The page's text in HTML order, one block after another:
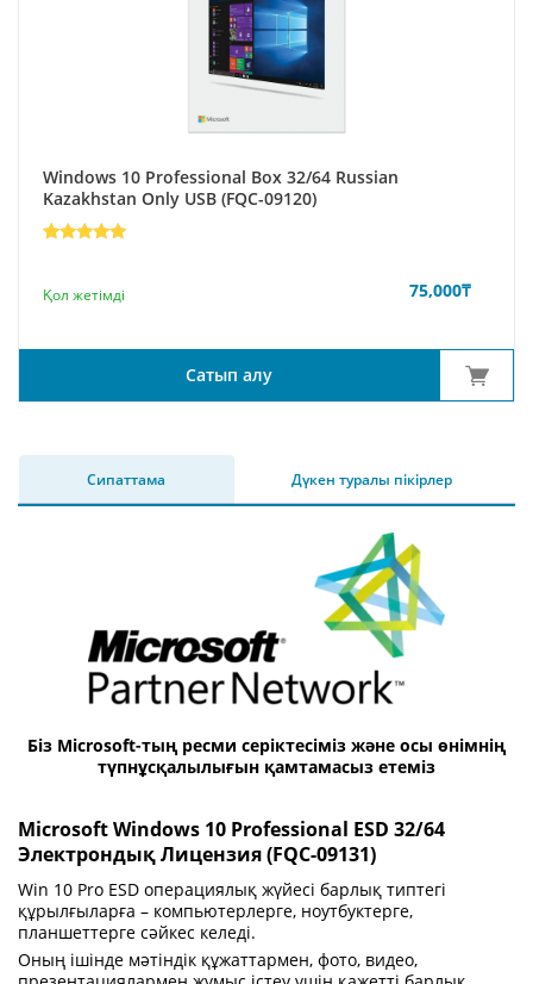
Windows 10 Professional Box 32/64 Russian
Kazakhstan Only USB (FQC-09120)
based on
customer
Қол жетімді 75,000₸
Сатып алу
Сипаттама Дүкен туралы пікірлер
Біз Microsoft-тың ресми серіктесіміз және осы өнімнің
түпнұсқалылығын қамтамасыз етеміз
Microsoft Windows 10 Professional ESD 32/64
Электрондық Лицензия (FQC-09131)
Win 10 Pro ESD операциялық жүйесі барлық типтегі
құрылғыларға – компьютерлерге, ноутбуктерге,
планшеттерге сәйкес келеді.
Оның ішінде мәтіндік құжаттармен, фото, видео,